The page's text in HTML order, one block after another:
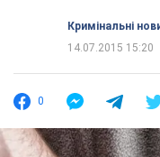
Кримінальні
14.07.2015 15:20
0